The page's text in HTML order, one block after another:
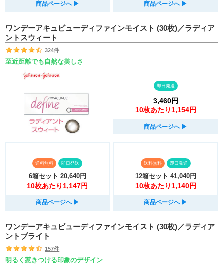
商品ページへ ▶︎ 商品ページへ ▶︎
ワンデーアキュビューディファインモイスト (30枚)／ラディア
ントスウィート
324件
至近距離でも自然な美しさ
即日発送
3,460円
10枚あたり1,154円
商品ページへ ▶︎
送料無料 即日発送
6箱セット 20,640円
10枚あたり1,147円
商品ページへ ▶︎
送料無料 即日発送
12箱セット 41,040円
10枚あたり1,140円
商品ページへ ▶︎
ワンデーアキュビューディファインモイスト (30枚)／ラディア
ントブライト
157件
明るく惹きつける印象のデザイン